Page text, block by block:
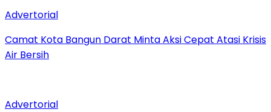
Advertorial
Camat Kota Bangun Darat Minta Aksi Cepat Atasi Krisis
Air Bersih
Advertorial